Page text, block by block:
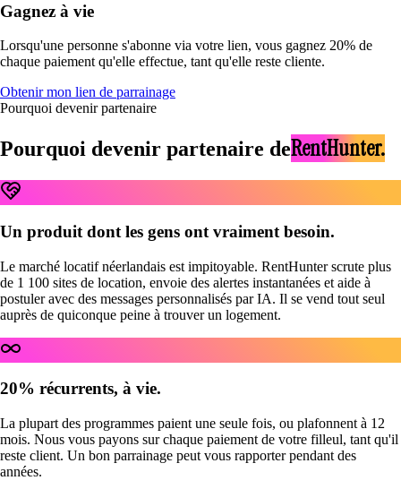
Gagnez à vie
Lorsqu'une personne s'abonne via votre lien, vous gagnez 20% de
chaque paiement qu'elle effectue, tant qu'elle reste cliente.
Obtenir mon lien de parrainage
Pourquoi devenir partenaire
Pourquoi devenir partenaire deRentHunter.
Un produit dont les gens ont vraiment besoin.
Le marché locatif néerlandais est impitoyable. RentHunter scrute plus
de 1 100 sites de location, envoie des alertes instantanées et aide à
postuler avec des messages personnalisés par IA. Il se vend tout seul
auprès de quiconque peine à trouver un logement.
20% récurrents, à vie.
La plupart des programmes paient une seule fois, ou plafonnent à 12
mois. Nous vous payons sur chaque paiement de votre filleul, tant qu'il
reste client. Un bon parrainage peut vous rapporter pendant des
années.